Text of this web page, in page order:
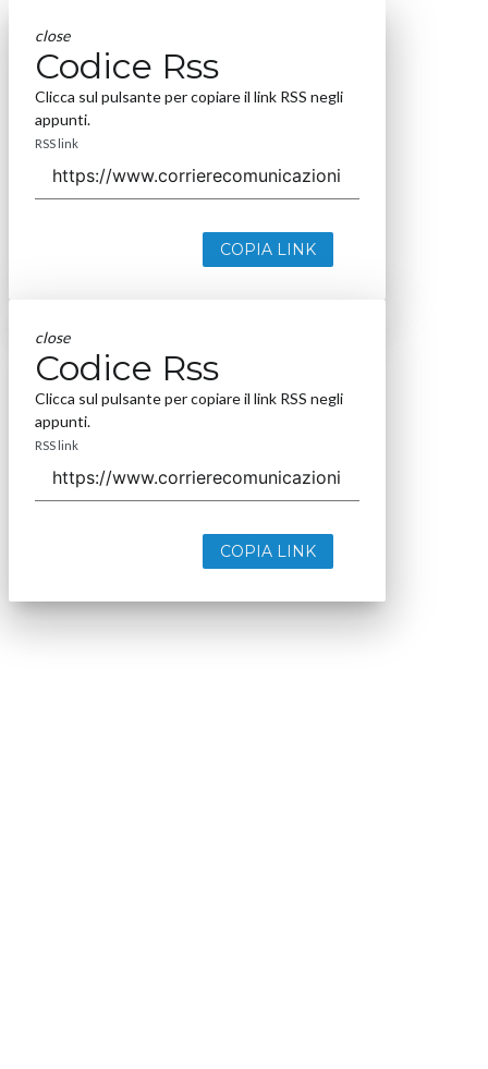
close
Codice Rss
Clicca sul pulsante per copiare il link RSS negli
appunti.
RSS link
COPIA LINK
close
Codice Rss
Clicca sul pulsante per copiare il link RSS negli
appunti.
RSS link
COPIA LINK